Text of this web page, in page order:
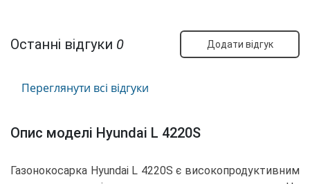
Останні відгуки 0 Додати відгук
Переглянути всі відгуки
Опис моделі Hyundai L 4220S
Газонокосарка Hyundai L 4220S є високопродуктивним